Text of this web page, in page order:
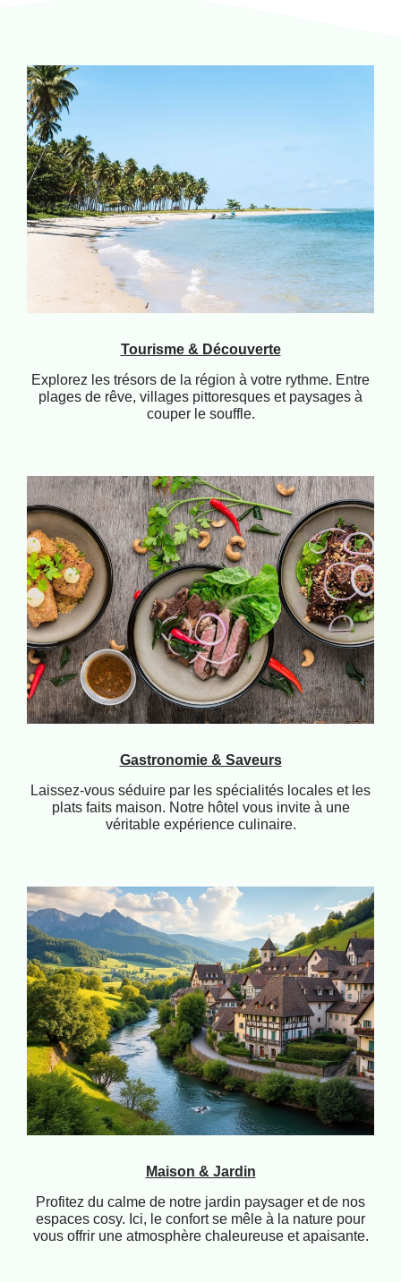
Tourisme & Découverte
Explorez les trésors de la région à votre rythme. Entre
plages de rêve, villages pittoresques et paysages à
couper le souffle.
Gastronomie & Saveurs
Laissez-vous séduire par les spécialités locales et les
plats faits maison. Notre hôtel vous invite à une
véritable expérience culinaire.
Maison & Jardin
Profitez du calme de notre jardin paysager et de nos
espaces cosy. Ici, le confort se mêle à la nature pour
vous offrir une atmosphère chaleureuse et apaisante.